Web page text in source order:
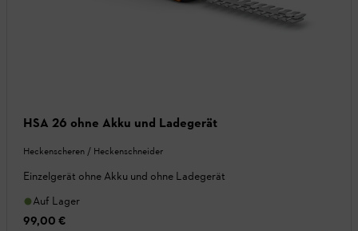
HSA 26 ohne Akku und Ladegerät
Heckenscheren / Heckenschneider
Einzelgerät ohne Akku und ohne Ladegerät
Auf Lager
99,00 €